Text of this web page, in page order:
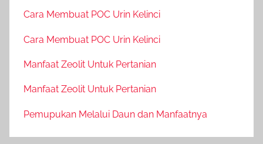
Cara Membuat POC Urin Kelinci
Cara Membuat POC Urin Kelinci
Manfaat Zeolit Untuk Pertanian
Manfaat Zeolit Untuk Pertanian
Pemupukan Melalui Daun dan Manfaatnya